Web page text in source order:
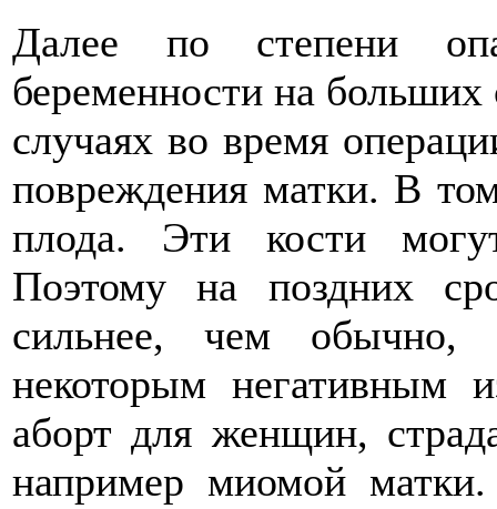
Далее по степени
беременности на больших
случаях во время
повреждения матки. В
плода. Эти кости
Поэтому на поздних
сильнее, чем
некоторым негативным
аборт для женщин,
например миомой